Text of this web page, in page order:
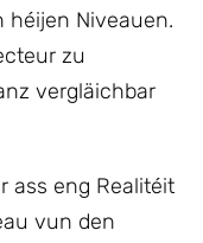
héijen Niveauen.
zu
vergläichbar
ass eng Realitéit
vun den